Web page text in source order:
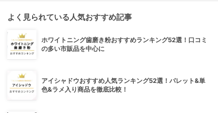
よく見られている人気おすすめ記事
ホワイトニング歯磨き粉おすすめランキング52選！口コミ
の多い市販品を中心に
アイシャドウおすすめ人気ランキング52選！パレット&単
色&ラメ入り商品を徹底比較！